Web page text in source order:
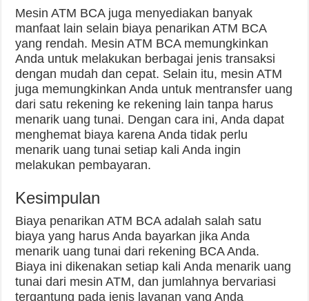
Mesin ATM BCA juga menyediakan banyak
manfaat lain selain biaya penarikan ATM BCA
yang rendah. Mesin ATM BCA memungkinkan
Anda untuk melakukan berbagai jenis transaksi
dengan mudah dan cepat. Selain itu, mesin ATM
juga memungkinkan Anda untuk mentransfer uang
dari satu rekening ke rekening lain tanpa harus
menarik uang tunai. Dengan cara ini, Anda dapat
menghemat biaya karena Anda tidak perlu
menarik uang tunai setiap kali Anda ingin
melakukan pembayaran.
Kesimpulan
Biaya penarikan ATM BCA adalah salah satu
biaya yang harus Anda bayarkan jika Anda
menarik uang tunai dari rekening BCA Anda.
Biaya ini dikenakan setiap kali Anda menarik uang
tunai dari mesin ATM, dan jumlahnya bervariasi
tergantung pada jenis layanan yang Anda